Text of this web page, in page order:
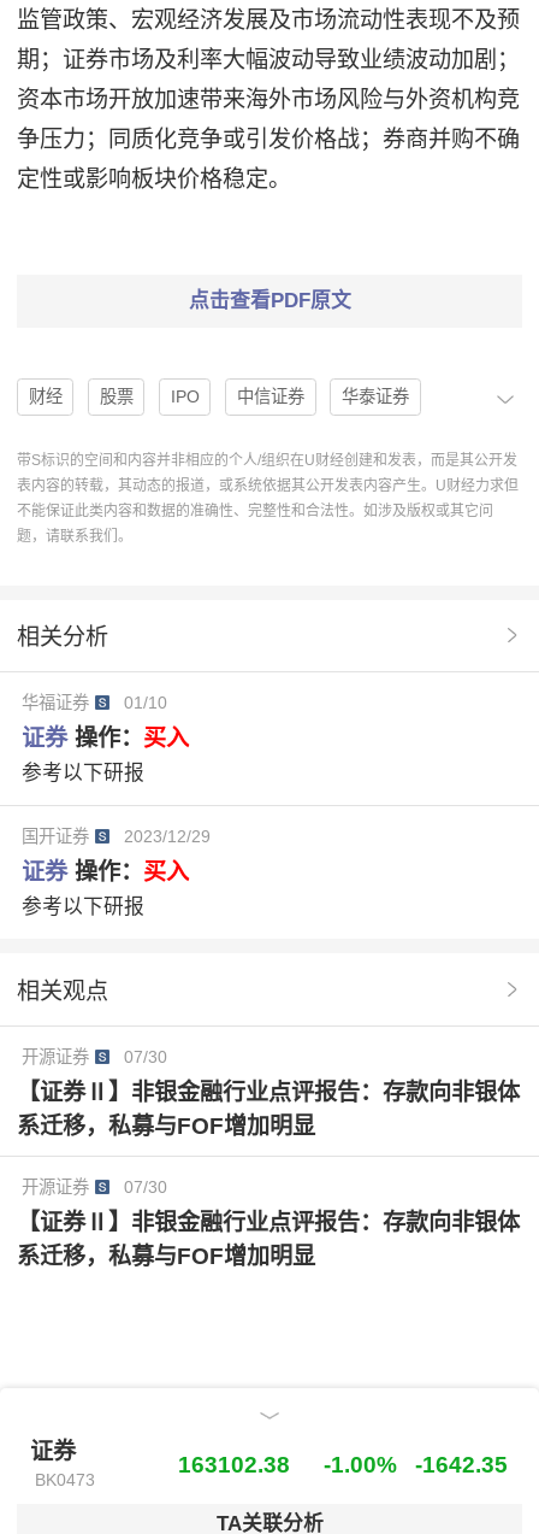
监管政策、宏观经济发展及市场流动性表现不及预
期；证券市场及利率大幅波动导致业绩波动加剧；
资本市场开放加速带来海外市场风险与外资机构竞
争压力；同质化竞争或引发价格战；券商并购不确
定性或影响板块价格稳定。
点击查看PDF原文
财经 股票 IPO 中信证券 华泰证券
深证成指 创业板指 市净率 基本面 券商板块
宏观经济 证券 并购重组 保险业 增持评级
财产险 同质化竞争
人身险 金融指数
保险板块 市场数据 业绩波动 金融监管总局
原保险保费收入
基金公募 中证全债
带S标识的空间和内容并非相应的个人/组织在U财经创建和发表，而是其公开发
表内容的转载，其动态的报道，或系统依据其公开发表内容产生。U财经力求但
不能保证此类内容和数据的准确性、完整性和合法性。如涉及版权或其它问
题，请联系我们。
相关分析
华福证券 01/10
证券 操作： 买入
参考以下研报
国开证券 2023/12/29
证券 操作： 买入
参考以下研报
相关观点
开源证券 07/30
【证券Ⅱ】非银金融行业点评报告：存款向非银体
系迁移，私募与FOF增加明显
开源证券 07/30
【证券Ⅱ】非银金融行业点评报告：存款向非银体
系迁移，私募与FOF增加明显
证券
证券
BK0473
163102.38 -1.00% -1642.35
TA关联分析